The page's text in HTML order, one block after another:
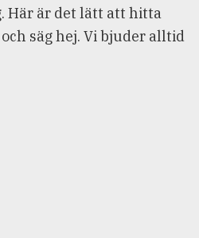
Här är det lätt att hitta
säg hej. Vi bjuder alltid